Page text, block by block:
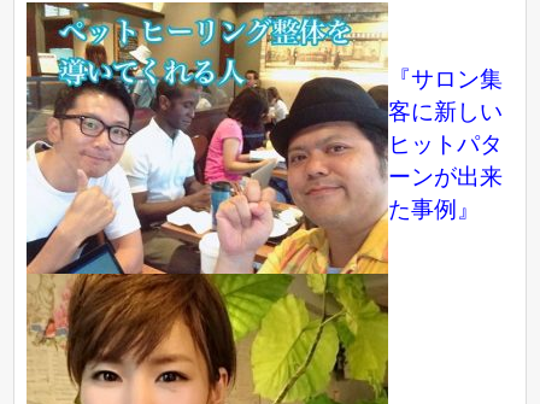
『サロン集
客に新しい
ヒットパタ
ーンが出来
た事例』